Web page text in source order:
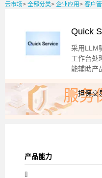
云市场> 全部分类> 企业应用> 客户
Quick
采用LLM
工作台处
能辅助产
服务
担保交
产品能力
[]